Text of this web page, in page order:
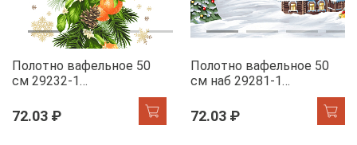
Полотно вафельное 50
см 29232-1
Мандариновый коктель
72.03 ₽
Полотно вафельное 50
см наб 29281-1
72.03 ₽